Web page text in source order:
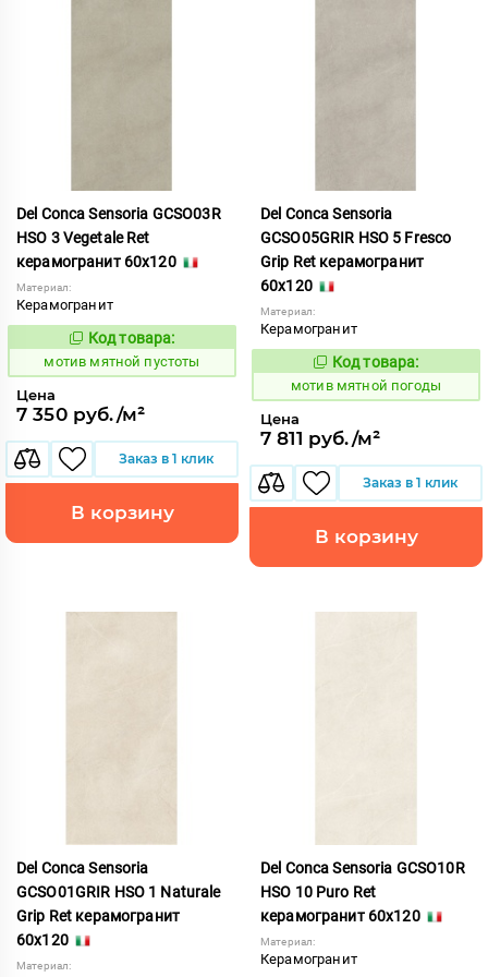
Del Conca Sensoria GCSO03R
HSO 3 Vegetale Ret
керамогранит 60x120
Материал:
Керамогранит
1039074
Код товара:
мотив мятной пустоты
Цена
7 350 руб./м²
Заказ в 1 клик
В корзину
Del Conca Sensoria
GCSO05GRIR HSO 5 Fresco
Grip Ret керамогранит
60x120
Материал:
Керамогранит
1039071
Код товара:
мотив мятной погоды
Цена
7 811 руб./м²
Заказ в 1 клик
В корзину
Del Conca Sensoria
GCSO01GRIR HSO 1 Naturale
Grip Ret керамогранит
60x120
Материал:
Del Conca Sensoria GCSO10R
HSO 10 Puro Ret
керамогранит 60x120
Материал:
Керамогранит